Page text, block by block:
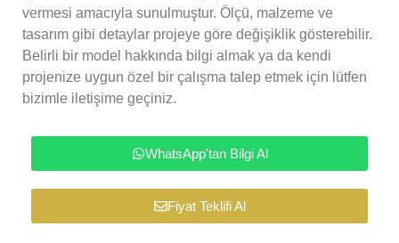
vermesi amacıyla sunulmuştur. Ölçü, malzeme ve
tasarım gibi detaylar projeye göre değişiklik gösterebilir.
Belirli bir model hakkında bilgi almak ya da kendi
projenize uygun özel bir çalışma talep etmek için lütfen
bizimle iletişime geçiniz.
WhatsApp'tan Bilgi Al
Fiyat Teklifi Al